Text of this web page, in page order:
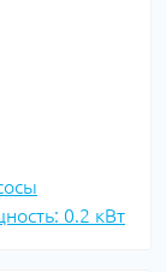
0.2 кВт